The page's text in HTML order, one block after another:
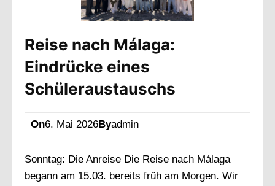
Reise nach Málaga:
Eindrücke eines
Schüleraustauschs
On6. Mai 2026Byadmin
Sonntag: Die Anreise Die Reise nach Málaga
begann am 15.03. bereits früh am Morgen. Wir